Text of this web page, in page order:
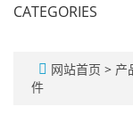
CATEGORIES
网站首页 > 产
件